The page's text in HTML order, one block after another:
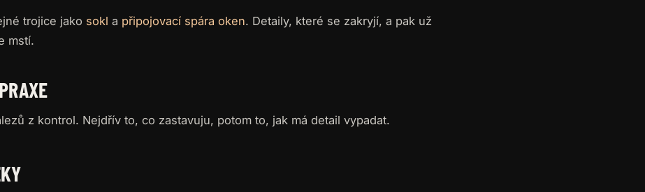
trojice jako sokl a připojovací spára oken. Detaily, které se zakryjí, a pak už
mstí.
z kontrol. Nejdřív to, co zastavuju, potom to, jak má detail vypadat.